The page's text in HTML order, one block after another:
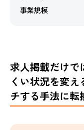
事業規模
求人掲載だけで
くい状況を変
チする手法に転